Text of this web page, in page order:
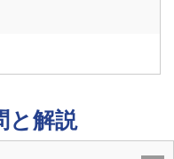
と解説